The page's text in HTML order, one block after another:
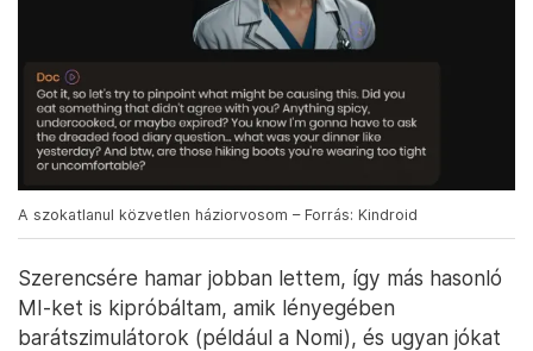
A szokatlanul közvetlen háziorvosom – Forrás: Kindroid
Szerencsére hamar jobban lettem, így más hasonló
MI-ket is kipróbáltam, amik lényegében
barátszimulátorok (például a Nomi), és ugyan jókat